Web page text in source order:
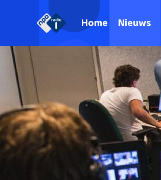
Home Nieuws